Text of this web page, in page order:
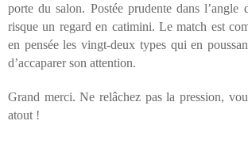
porte du salon. Postée prudente dans l’angle
risque un regard en catimini. Le match est
en pensée les vingt-deux types qui en
d’accaparer son attention.
Grand merci. Ne relâchez pas la pression,
atout !